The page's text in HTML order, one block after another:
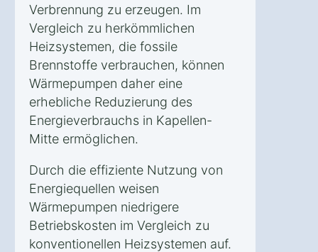
Verbrennung zu erzeugen. Im
Vergleich zu herkömmlichen
Heizsystemen, die fossile
Brennstoffe verbrauchen, können
Wärmepumpen daher eine
erhebliche Reduzierung des
Energieverbrauchs in Kapellen-
Mitte ermöglichen.
Durch die effiziente Nutzung von
Energiequellen weisen
Wärmepumpen niedrigere
Betriebskosten im Vergleich zu
konventionellen Heizsystemen auf.